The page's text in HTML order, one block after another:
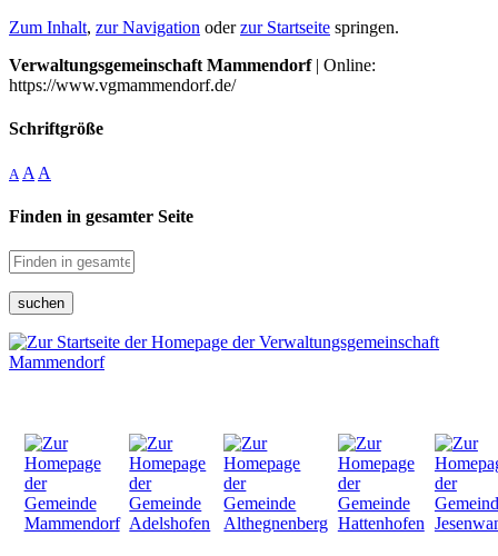
Zum Inhalt, zur Navigation oderzur Startseite springen.
Verwaltungsgemeinschaft Mammendorf| Online:
https://www.vgmammendorf.de/
Schriftgröße
A A A
Finden in gesamter Seite
suchen